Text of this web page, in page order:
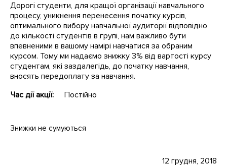
Дорогі студенти, для кращої організації навчального
процесу, уникнення перенесення початку курсів,
оптимального вибору навчальної аудиторії відповідно
до кількості студентів в групі, нам важливо бути
впевненими в вашому намірі навчатися за обраним
курсом. Тому ми надаємо знижку 3% від вартості курсу
студентам, які заздалегідь, до початку навчання,
вносять передоплату за навчання.
Час дії акції:
Постійно
Знижки не сумуються
12 грудня, 2018